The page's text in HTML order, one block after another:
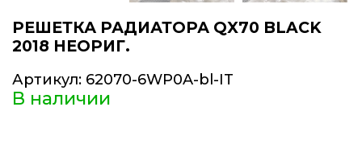
РЕШЕТКА РАДИАТОРА QX70 BLACK
2018 НЕОРИГ.
Артикул: 62070-6WP0A-bl-IT
В наличии